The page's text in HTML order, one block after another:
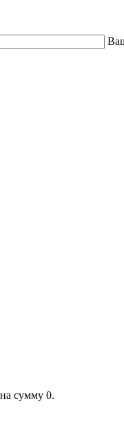
сумму 0.